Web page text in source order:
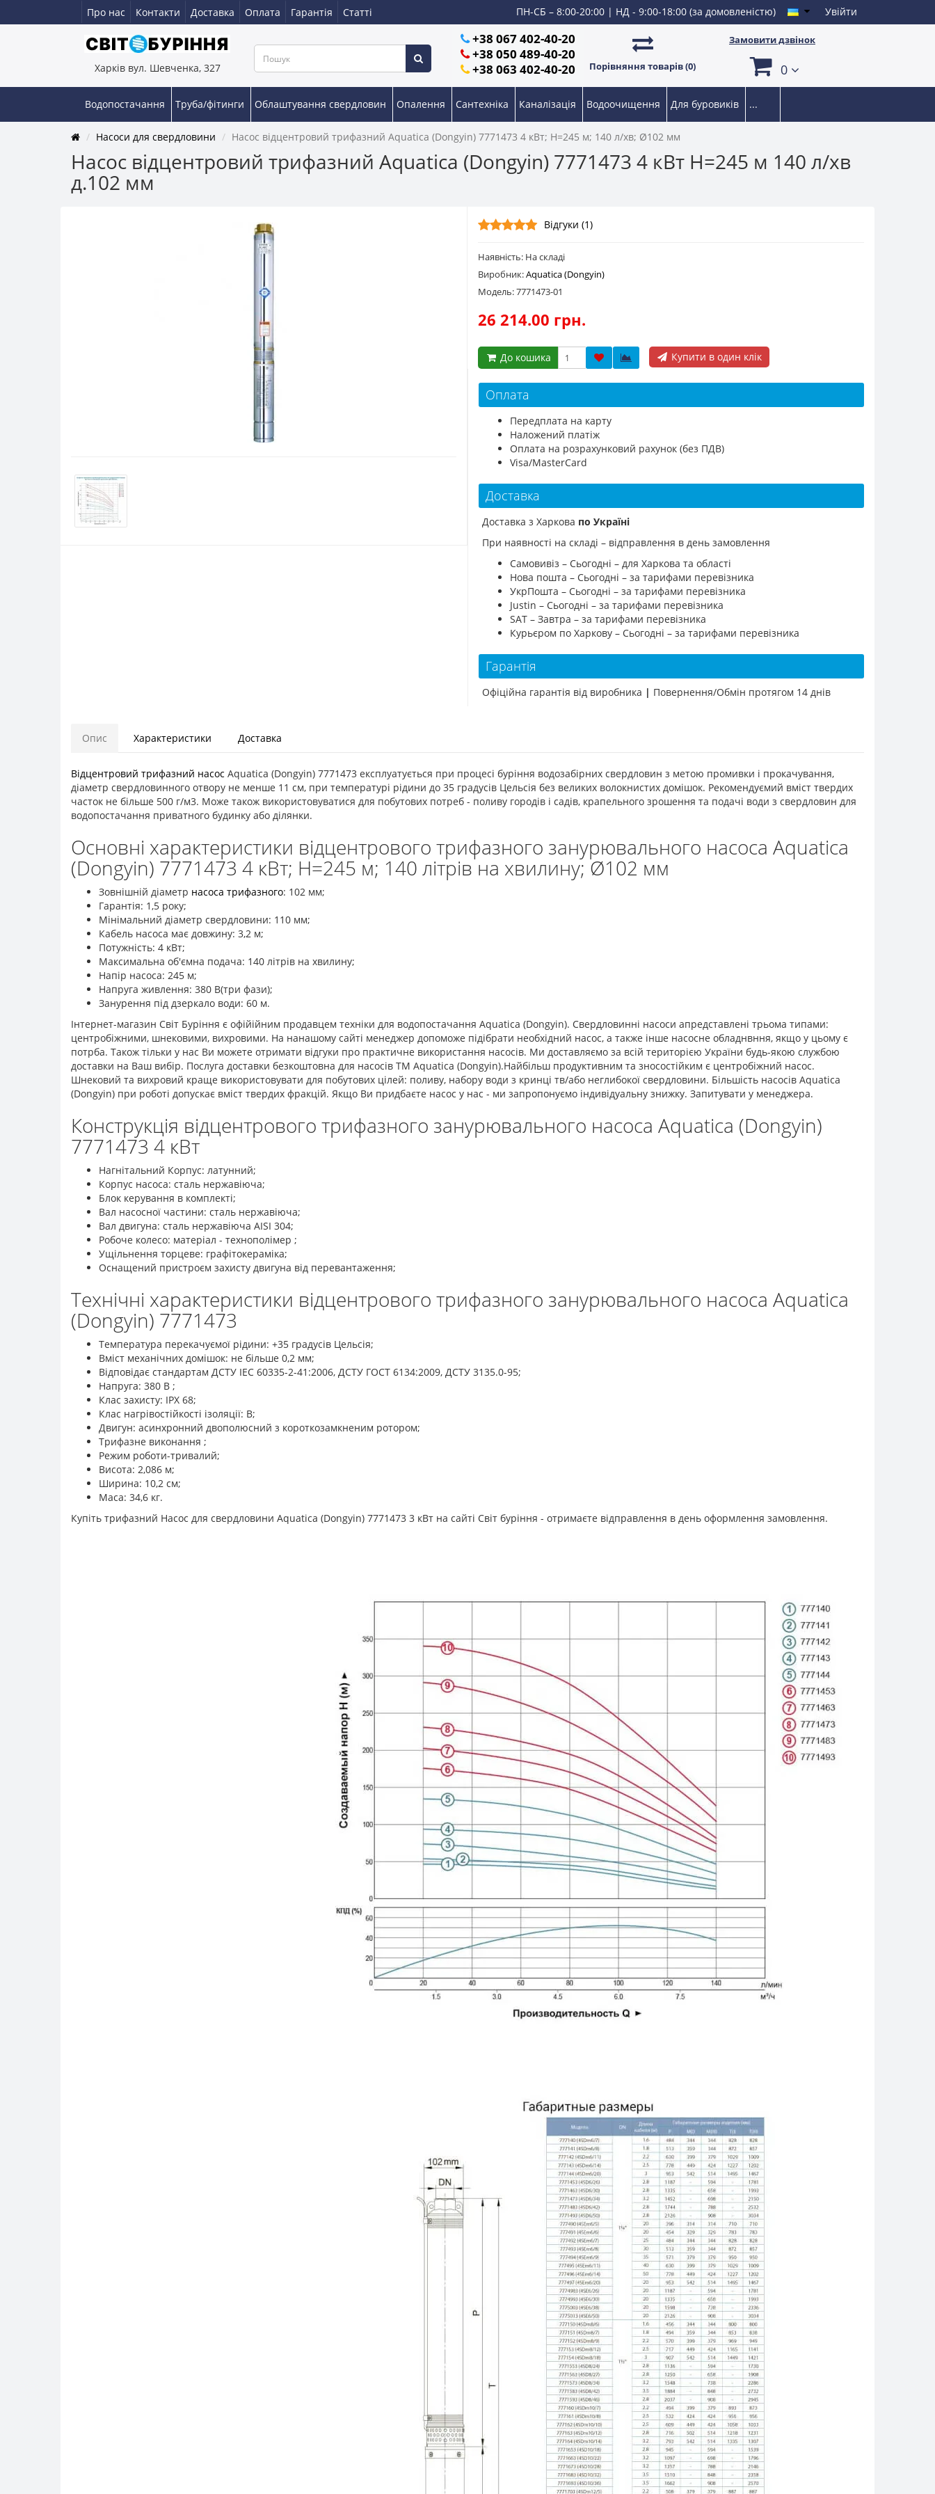
Про нас Контакти Доставка Оплата Гарантія Статті ПН-СБ – 8:00-20:00 | НД - 9:00-18:00 (за домовленістю) Увійти
Харків вул. Шевченка, 327
+38 067 402-40-20
+38 050 489-40-20
+38 063 402-40-20
Порівняння товарів (0)
Замовити дзвінок
0
Водопостачання Труба/фітинги Облаштування свердловин Опалення Сантехніка Каналізація Водоочищення Для буровиків ...
Насоси для свердловини Насос відцентровий трифазний Aquatica (Dongyin) 7771473 4 кВт; H=245 м; 140 л/хв; Ø102 мм
Насос відцентровий трифазний Aquatica (Dongyin) 7771473 4 кВт H=245 м 140 л/хв
д.102 мм
Відгуки (1)
Наявність: На складі
Виробник:Aquatica (Dongyin)
Модель: 7771473-01
26 214.00 грн.
До кошика Купити в один клік
Оплата
Передплата на карту
Наложений платіж
Оплата на розрахунковий рахунок (без ПДВ)
Visa/MasterCard
Доставка
Доставка з Харкова по Україні
При наявності на складі – відправлення в день замовлення
Самовивіз – Сьогодні – для Харкова та області
Нова пошта – Сьогодні – за тарифами перевізника
УкрПошта – Сьогодні – за тарифами перевізника
Justin – Сьогодні – за тарифами перевізника
SAT – Завтра – за тарифами перевізника
Курьєром по Харкову – Сьогодні – за тарифами перевізника
Гарантія
Офіційна гарантія від виробника | Повернення/Обмін протягом 14 днів
Опис Характеристики Доставка
Відцентровий трифазний насос Aquatica (Dongyin) 7771473 експлуатується при процесі буріння водозабірних свердловин з метою промивки і прокачування,
діаметр свердловинного отвору не менше 11 см, при температурі рідини до 35 градусів Цельсія без великих волокнистих домішок. Рекомендуємий вміст твердих
часток не більше 500 г/м3. Може також використовуватися для побутових потреб - поливу городів і садів, крапельного зрошення та подачі води з свердловин для
водопостачання приватного будинку або ділянки.
Основні характеристики відцентрового трифазного занурювального насоса Aquatica
(Dongyin) 7771473 4 кВт; H=245 м; 140 літрів на хвилину; Ø102 мм
Зовнішній діаметр насоса трифазного: 102 мм;
Гарантія: 1,5 року;
Мінімальний діаметр свердловини: 110 мм;
Кабель насоса має довжину: 3,2 м;
Потужність: 4 кВт;
Максимальна об'ємна подача: 140 літрів на хвилину;
Напір насоса: 245 м;
Напруга живлення: 380 В(три фази);
Занурення під дзеркало води: 60 м.
Інтернет-магазин Світ Буріння є офійійним продавцем техніки для водопостачання Aquatica (Dongyin). Свердловинні насоси апредставлені трьома типами:
центробіжними, шнековими, вихровими. На нанашому сайті менеджер допоможе підібрати необхідний насос, а также інше насосне обладнвння, якщо у цьому є
потрба. Також тільки у нас Ви можете отримати відгуки про практичне використання насосів. Ми доставляємо за всій територією України будь-якою службою
доставки на Ваш вибір. Послуга доставки безкоштовна для насосів ТМ Aquatica (Dongyin).Найбільш продуктивним та зносостійким є центробіжний насос.
Шнековий та вихровий краще використовувати для побутових цілей: поливу, набору води з кринці тв/або неглибокої свердловини. Більшість насосів Aquatica
(Dongyin) при роботі допускає вміст твердих фракцій. Якщо Ви придбаєте насос у нас - ми запропонуємо індивідуальну знижку. Запитувати у менеджера.
Конструкція відцентрового трифазного занурювального насоса Aquatica (Dongyin)
7771473 4 кВт
Нагнітальний Корпус: латунний;
Корпус насоса: сталь нержавіюча;
Блок керування в комплекті;
Вал насосної частини: сталь нержавіюча;
Вал двигуна: сталь нержавіюча AISI 304;
Робоче колесо: матеріал - технополімер ;
Ущільнення торцеве: графітокераміка;
Оснащений пристроєм захисту двигуна від перевантаження;
Технічні характеристики відцентрового трифазного занурювального насоса Aquatica
(Dongyin) 7771473
Температура перекачуємої рідини: +35 градусів Цельсія;
Вміст механічних домішок: не більше 0,2 мм;
Відповідає стандартам ДСТУ ІЕС 60335-2-41:2006, ДСТУ ГОСТ 6134:2009, ДСТУ 3135.0-95;
Напруга: 380 В ;
Клас захисту: ІРХ 68;
Клас нагрівостійкості ізоляції: В;
Двигун: асинхронний двополюсний з короткозамкненим ротором;
Трифазне виконання ;
Режим роботи-тривалий;
Висота: 2,086 м;
Ширина: 10,2 см;
Маса: 34,6 кг.
Купіть трифазний Насос для свердловини Aquatica (Dongyin) 7771473 3 кВт на сайті Світ буріння - отримаєте відправлення в день оформлення замовлення.